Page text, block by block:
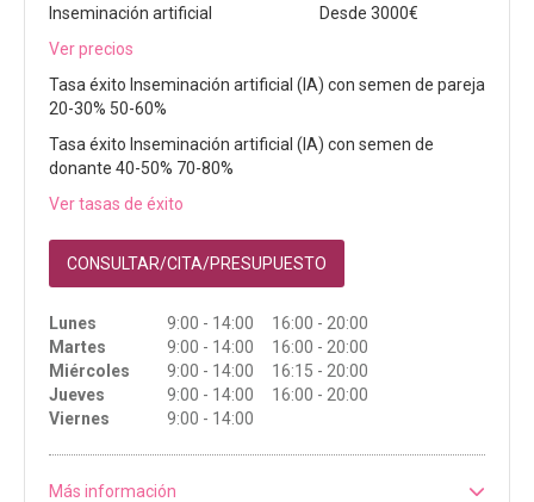
Inseminación artificial
Desde 3000€
Ver precios
Tasa éxito Inseminación artificial (IA) con semen de pareja
20-30% 50-60%
Tasa éxito Inseminación artificial (IA) con semen de
donante 40-50% 70-80%
Ver tasas de éxito
CONSULTAR/CITA/PRESUPUESTO
Lunes
9:00 - 14:00 16:00 - 20:00
Martes
9:00 - 14:00 16:00 - 20:00
Miércoles
9:00 - 14:00 16:15 - 20:00
Jueves
9:00 - 14:00 16:00 - 20:00
Viernes
9:00 - 14:00
Más información